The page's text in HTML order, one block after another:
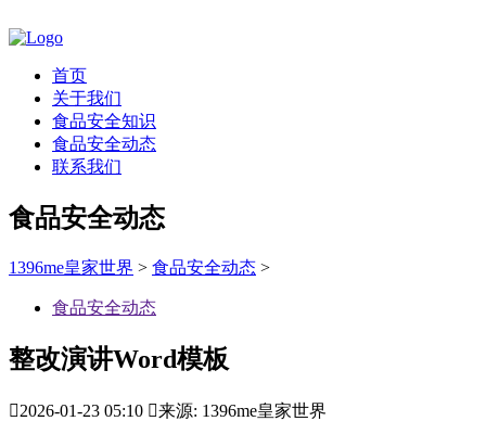
首页
关于我们
食品安全知识
食品安全动态
联系我们
食品安全动态
1396me皇家世界 > 食品安全动态 >
食品安全动态
整改演讲Word模板
2026-01-23 05:10 来源: 1396me皇家世界